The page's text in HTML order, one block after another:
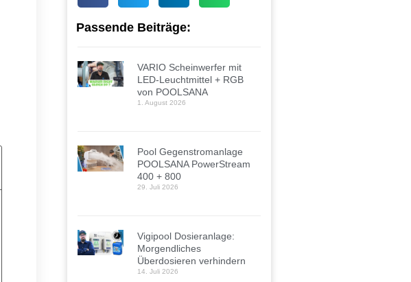
Passende Beiträge:
VARIO Scheinwerfer mit
LED-Leuchtmittel + RGB
von POOLSANA
1. August 2026
Pool Gegenstromanlage
POOLSANA PowerStream
400 + 800
29. Juli 2026
Vigipool Dosieranlage:
Morgendliches
Überdosieren verhindern
14. Juli 2026